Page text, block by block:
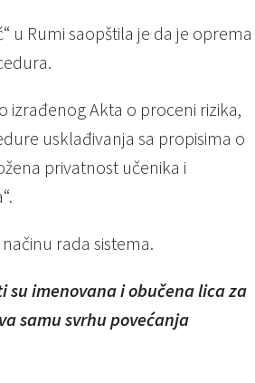
u Rumi saopštila je da je oprema
izrađenog Akta o proceni rizika,
usklađivanja sa propisima o
privatnost učenika i
rada sistema.
su imenovana i obučena lica za
samu svrhu povećanja